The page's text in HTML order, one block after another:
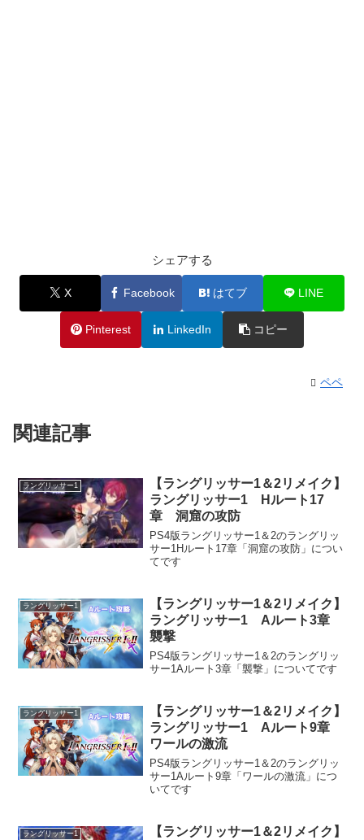
シェアする
X Facebook はてブ LINE
Pinterest LinkedIn コピー
ペペ
関連記事
ラングリッサー1
【ラングリッサー1＆2リメイク】
ラングリッサー1 Hルート17
章 洞窟の攻防
PS4版ラングリッサー1＆2のラングリッ
サー1Hルート17章「洞窟の攻防」につい
てです
ラングリッサー1
【ラングリッサー1＆2リメイク】
ラングリッサー1 Aルート3章
襲撃
PS4版ラングリッサー1＆2のラングリッ
サー1Aルート3章「襲撃」についてです
ラングリッサー1
【ラングリッサー1＆2リメイク】
ラングリッサー1 Aルート9章
ワールの激流
PS4版ラングリッサー1＆2のラングリッ
サー1Aルート9章「ワールの激流」につ
いてです
ラングリッサー1
【ラングリッサー1＆2リメイク】